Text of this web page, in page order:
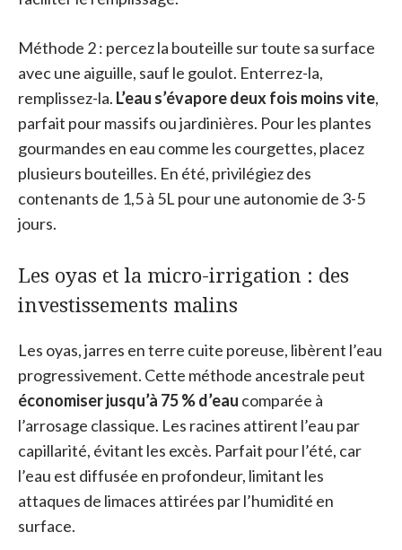
Méthode 2 : percez la bouteille sur toute sa surface
avec une aiguille, sauf le goulot. Enterrez-la,
remplissez-la. L’eau s’évapore deux fois moins vite,
parfait pour massifs ou jardinières. Pour les plantes
gourmandes en eau comme les courgettes, placez
plusieurs bouteilles. En été, privilégiez des
contenants de 1,5 à 5L pour une autonomie de 3-5
jours.
Les oyas et la micro-irrigation : des
investissements malins
Les oyas, jarres en terre cuite poreuse, libèrent l’eau
progressivement. Cette méthode ancestrale peut
économiser jusqu’à 75 % d’eau comparée à
l’arrosage classique. Les racines attirent l’eau par
capillarité, évitant les excès. Parfait pour l’été, car
l’eau est diffusée en profondeur, limitant les
attaques de limaces attirées par l’humidité en
surface.